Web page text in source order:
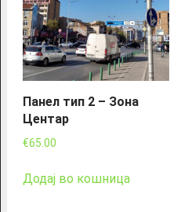
Панел тип 2 – Зона
Центар
€65.00
Додај во кошница